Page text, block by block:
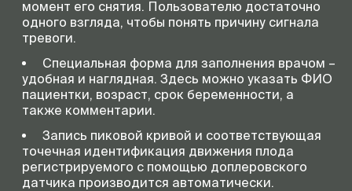
момент его снятия. Пользователю достаточно
одного взгляда, чтобы понять причину сигнала
тревоги.
Специальная форма для заполнения врачом –
удобная и наглядная. Здесь можно указать ФИО
пациентки, возраст, срок беременности, а
также комментарии.
Запись пиковой кривой и соответствующая
точечная идентификация движения плода
регистрируемого с помощью доплеровского
датчика производится автоматически.